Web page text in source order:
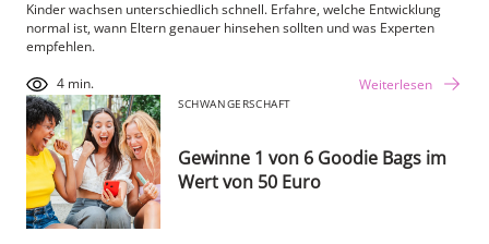
Kinder wachsen unterschiedlich schnell. Erfahre, welche Entwicklung
normal ist, wann Eltern genauer hinsehen sollten und was Experten
empfehlen.
Weiterlesen
4 min.
SCHWANGERSCHAFT
Gewinne 1 von 6 Goodie Bags im
Wert von 50 Euro